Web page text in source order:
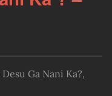
Ga Nani Ka?,